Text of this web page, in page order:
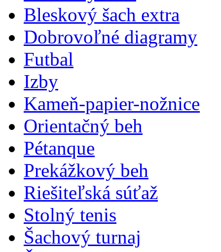
Bleskový šach extra
Dobrovoľné diagramy
Futbal
Izby
Kameň-papier-nožnice
Orientačný beh
Pétanque
Prekážkový beh
Riešiteľská súťaž
Stolný tenis
Šachový turnaj